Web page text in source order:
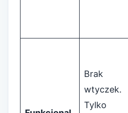
Brak
wtyczek.
Tylko